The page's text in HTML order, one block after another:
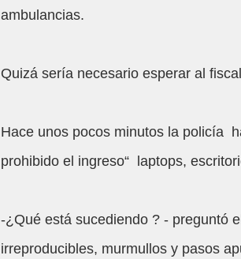
ambulancias.
Quizá sería necesario esperar al
Hace unos pocos minutos la policía
prohibido el ingreso“  laptops,
-¿Qué está sucediendo ? - preguntó
irreproducibles, murmullos y pasos